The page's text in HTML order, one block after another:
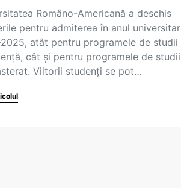
Româno-Americană a deschis
pentru admiterea în anul universitar
atât pentru programele de studii
cât și pentru programele de studii
Viitorii studenți se pot…